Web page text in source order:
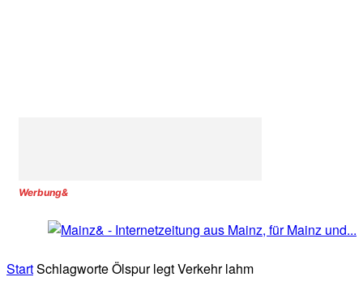
Werbung&
StartSchlagworteÖlspur legt Verkehr lahm